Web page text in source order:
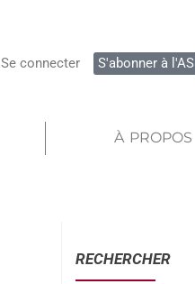
Se connecter S'abonner à l'AS
À PROPOS
RECHERCHER